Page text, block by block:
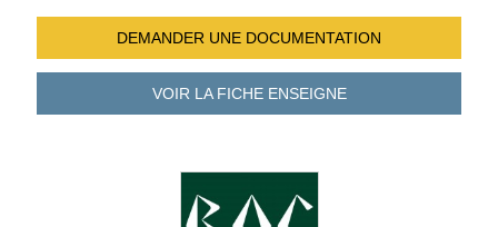
DEMANDER UNE DOCUMENTATION
VOIR LA FICHEENSEIGNE